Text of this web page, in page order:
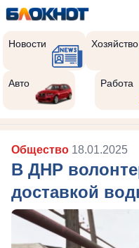
Новости Хозяйство
Авто Работа
Общество 18.01.2025
В ДНР
доставкой